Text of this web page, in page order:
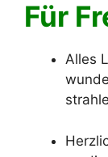
Für
Alles